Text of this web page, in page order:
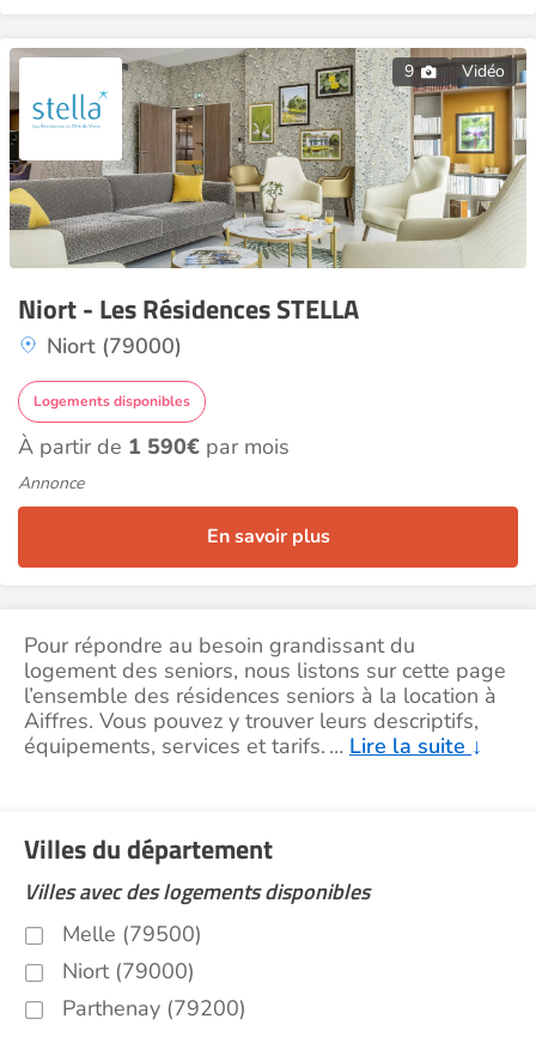
9 Vidéo
Niort - Les Résidences STELLA
Niort (79000)
Logements disponibles
À partir de 1 590€ par mois
Annonce
En savoir plus
Pour répondre au besoin grandissant du
logement des seniors, nous listons sur cette page
l’ensemble des résidences seniors à la location à
Aiffres. Vous pouvez y trouver leurs descriptifs,
équipements, services et tarifs. … Lire la suite ↓
Villes du département
Villes avec des logements disponibles
Melle (79500)
Niort (79000)
Parthenay (79200)